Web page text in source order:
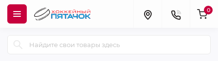
0